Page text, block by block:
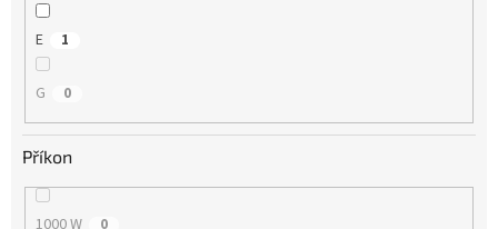
E 1
G 0
Příkon
1000 W 0